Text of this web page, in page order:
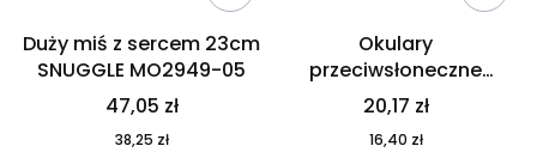
Duży miś z sercem 23cm
SNUGGLE MO2949-05
47,05 zł
38,25 zł
Okulary
przeciwsłoneczne
CALIFORNIA TOUCH
MO9617-10
20,17 zł
16,40 zł